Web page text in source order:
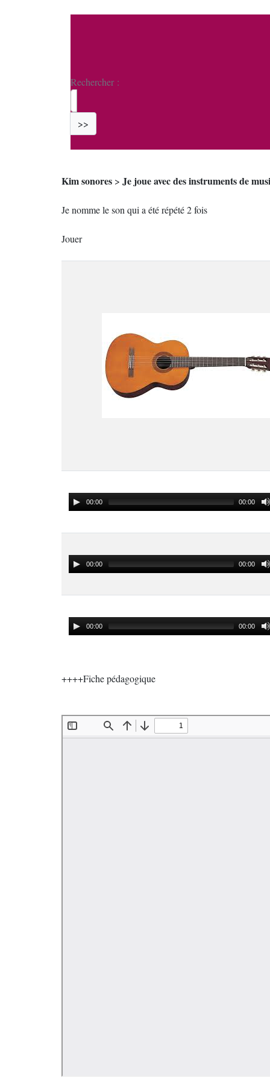
Rechercher :
>>
Kim sonores > Je joue avec des instruments de
Je nomme le son qui a été répété 2 fois
Jouer
00:00 00:00
00:00 00:00
00:00 00:00
++++Fiche pédagogique